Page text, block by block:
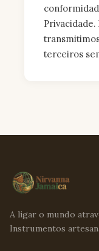
terceiros
A ligar o mundo
Instrumentos